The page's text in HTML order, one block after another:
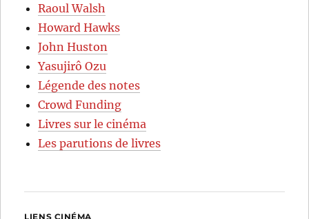
Raoul Walsh
Howard Hawks
John Huston
Yasujirô Ozu
Légende des notes
Crowd Funding
Livres sur le cinéma
Les parutions de livres
LIENS CINÉMA